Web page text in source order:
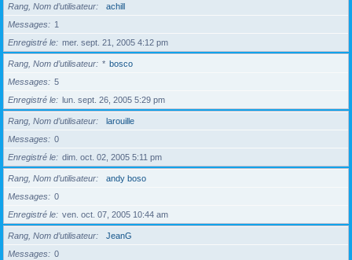
Rang, Nom d’utilisateur
achill
Messages
1
Enregistré le
mer. sept. 21, 2005 4:12 pm
Rang, Nom d’utilisateur * bosco
Messages
5
Enregistré le
lun. sept. 26, 2005 5:29 pm
Rang, Nom d’utilisateur
larouille
Messages
0
Enregistré le
dim. oct. 02, 2005 5:11 pm
Rang, Nom d’utilisateur
andy boso
Messages
0
Enregistré le
ven. oct. 07, 2005 10:44 am
Rang, Nom d’utilisateur
JeanG
Messages
0